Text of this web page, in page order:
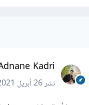
Adnane Kadri
نشر26 أبريل 2021